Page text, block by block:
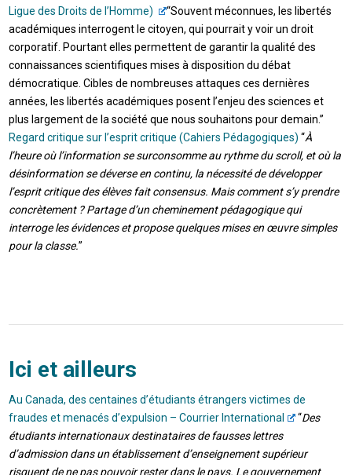
Ligue des Droits de l’Homme)
“Souvent méconnues, les libertés
académiques interrogent le citoyen, qui pourrait y voir un droit
corporatif. Pourtant elles permettent de garantir la qualité des
connaissances scientifiques mises à disposition du débat
démocratique. Cibles de nombreuses attaques ces dernières
années, les libertés académiques posent l’enjeu des sciences et
plus largement de la société que nous souhaitons pour demain.”
Regard critique sur l’esprit critique (Cahiers Pédagogiques) “À
l’heure où l’information se surconsomme au rythme du scroll, et où la
désinformation se déverse en continu, la nécessité de développer
l’esprit critique des élèves fait consensus. Mais comment s’y prendre
concrètement ? Partage d’un cheminement pédagogique qui
interroge les évidences et propose quelques mises en œuvre simples
pour la classe.”
Ici et ailleurs
Au Canada, des centaines d’étudiants étrangers victimes de
fraudes et menacés d’expulsion – Courrier International
“Des
étudiants internationaux destinataires de fausses lettres
d’admission dans un établissement d’enseignement supérieur
risquent de ne pas pouvoir rester dans le pays. Le gouvernement